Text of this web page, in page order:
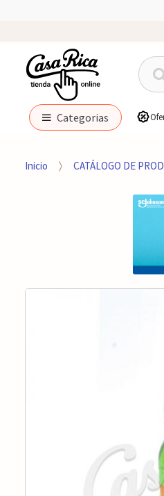
B
u
c
p
r
Categorias
Inicio CATÁLOGO DE